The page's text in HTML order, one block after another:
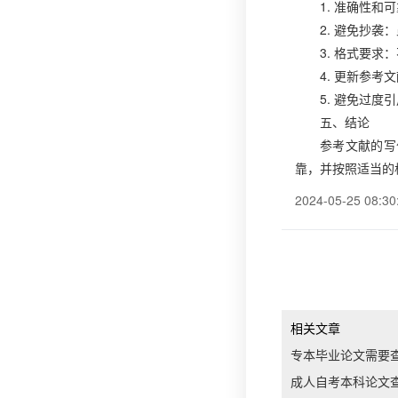
1. 准确性和
2. 避免抄袭
3. 格式要求
4. 更新参考
5. 避免过度
五、结论
参考文献的
靠，并按照适当
2024-05-25
相关文章
专本毕业论文需要
成人自考本科论文